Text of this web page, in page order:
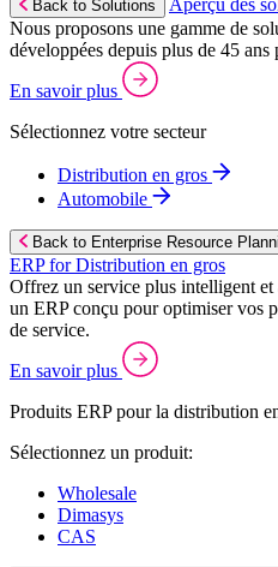
Back to Solutions
Aperçu des
Nous proposons une gamme de
développées depuis plus de 45 ans
En savoir plus
Sélectionnez votre secteur
Distribution en gros
Automobile
Back to Enterprise Resource
ERP for Distribution en gros
Offrez un service plus intelligent et
un ERP conçu pour optimiser vos
de service.
En savoir plus
Produits ERP pour la distribution
Sélectionnez un produit:
Wholesale
Dimasys
CAS